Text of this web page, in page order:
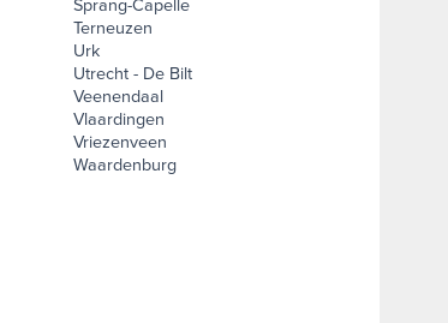
Terneuzen
Urk
Utrecht - De Bilt
Veenendaal
Vlaardingen
Vriezenveen
Waardenburg